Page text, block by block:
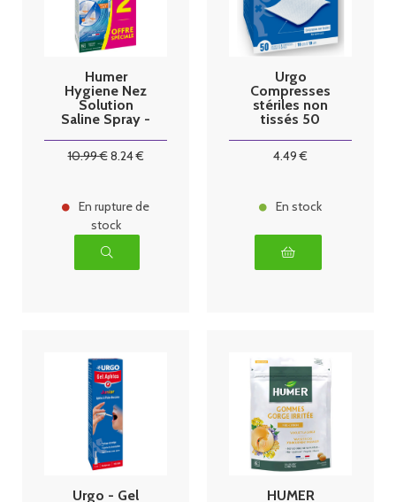
Humer
Hygiene Nez
Solution
Saline Spray -
10.99€8.24€
En rupture de
stock
Urgo
Compresses
stériles non
tissés 50
4.49 €
En stock
Urgo - Gel
HUMER